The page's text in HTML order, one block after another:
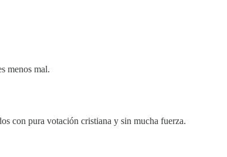
menos mal.
con pura votación cristiana y sin mucha fuerza.